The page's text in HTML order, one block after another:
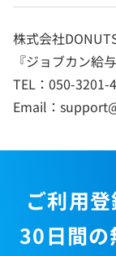
株式会社
『ジョブカン給
TEL：050-3201-
Email：
ご利用
30日間の